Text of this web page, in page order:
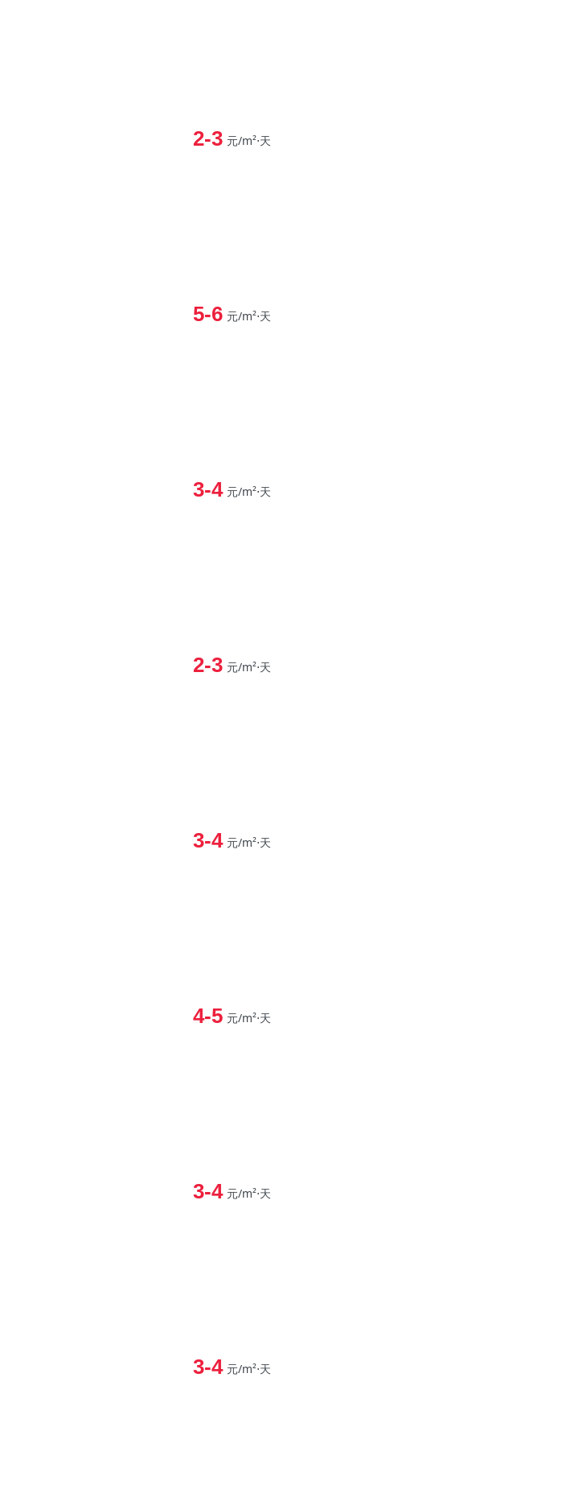
2-3 元/m²⋅天
5-6 元/m²⋅天
3-4 元/m²⋅天
2-3 元/m²⋅天
3-4 元/m²⋅天
4-5 元/m²⋅天
3-4 元/m²⋅天
3-4 元/m²⋅天